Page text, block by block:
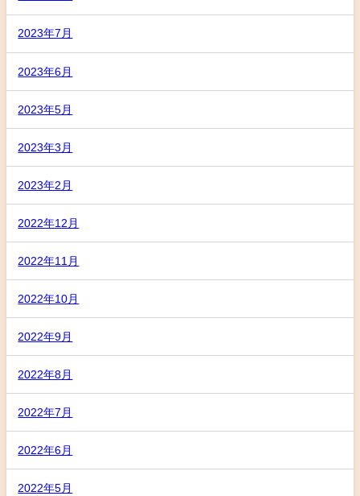
2023年7月
2023年6月
2023年5月
2023年3月
2023年2月
2022年12月
2022年11月
2022年10月
2022年9月
2022年8月
2022年7月
2022年6月
2022年5月